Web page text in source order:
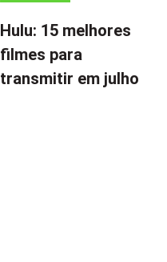
Hulu: 15 melhores
filmes para
transmitir em julho